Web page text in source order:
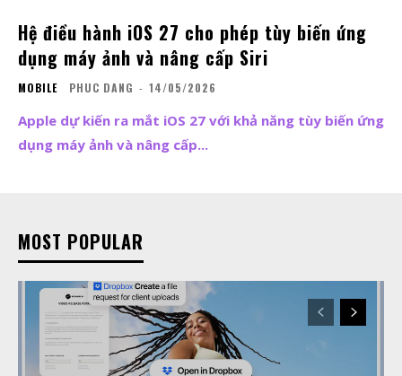
Hệ điều hành iOS 27 cho phép tùy biến ứng
dụng máy ảnh và nâng cấp Siri
MOBILE PHUC DANG - 14/05/2026
Apple dự kiến ra mắt iOS 27 với khả năng tùy biến ứng
dụng máy ảnh và nâng cấp...
MOST POPULAR